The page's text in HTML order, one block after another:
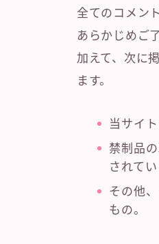
全てのコメン
あらかじめご
加えて、次に
ます。
当サイ
禁制品
されて
その他
もの。